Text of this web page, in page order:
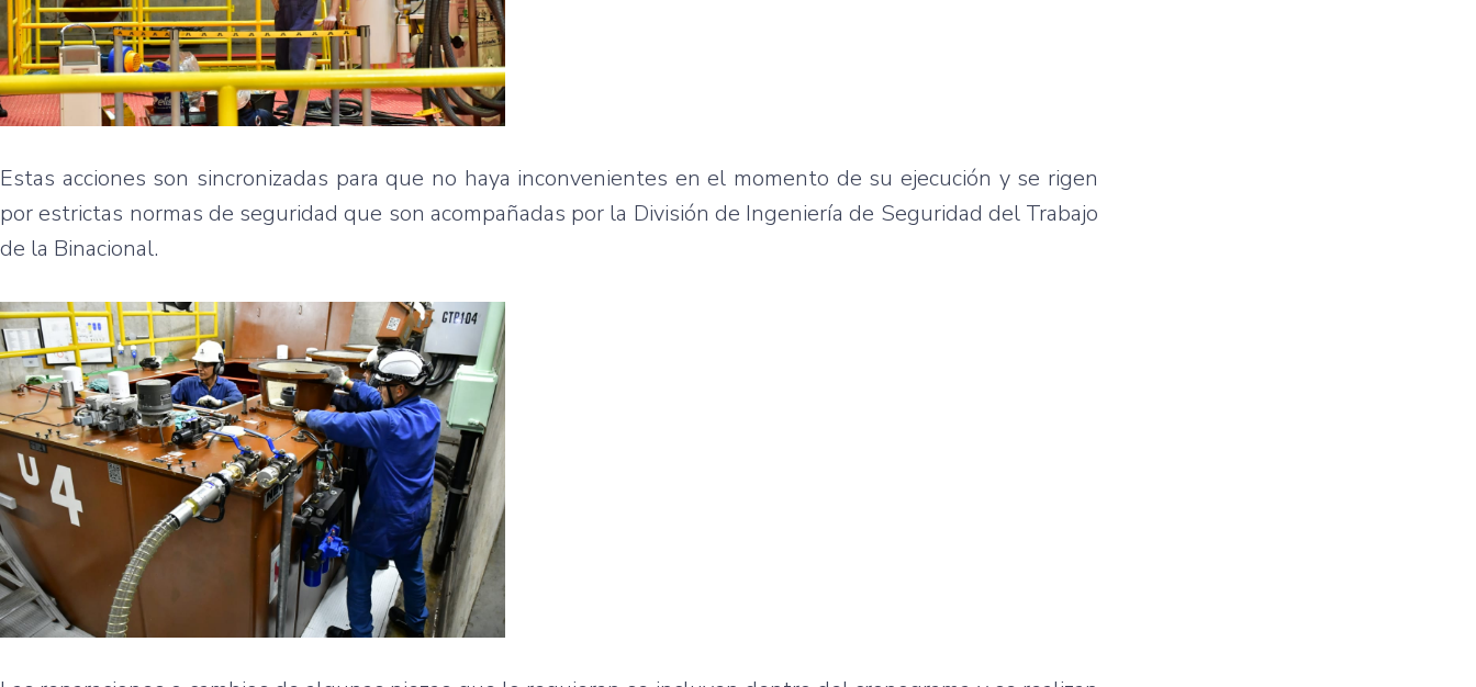
Estas acciones son sincronizadas para que no haya inconvenientes en el momento de su ejecución y se rigen
por estrictas normas de seguridad que son acompañadas por la División de Ingeniería de Seguridad del Trabajo
de la Binacional.